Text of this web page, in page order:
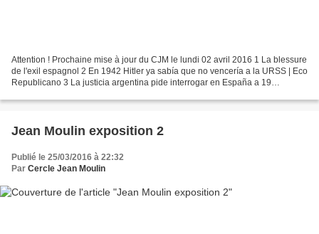
Attention ! Prochaine mise à jour du CJM le lundi 02 avril 2016 1 La blessure
de l'exil espagnol 2 En 1942 Hitler ya sabía que no vencería a la URSS | Eco
Republicano 3 La justicia argentina pide interrogar en España a 19
Jean Moulin exposition 2
Publié le 25/03/2016 à 22:32
Par Cercle Jean Moulin